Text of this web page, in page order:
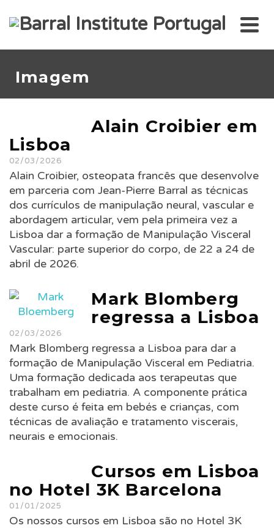
Imagem
Alain Croibier em
Lisboa
02/03/2026
Alain Croibier, osteopata francês que desenvolve
em parceria com Jean-Pierre Barral as técnicas
dos currículos de manipulação neural, vascular e
abordagem articular, vem pela primeira vez a
Lisboa dar a formação de Manipulação Visceral
Vascular: parte superior do corpo, de 22 a 24 de
abril de 2026.
Mark Blomberg
regressa a Lisboa
02/03/2026
Mark Blomberg regressa a Lisboa para dar a
formação de Manipulação Visceral em Pediatria.
Uma formação dedicada aos terapeutas que
trabalham em pediatria. A componente prática
deste curso é feita em bebés e crianças, com
técnicas de avaliação e tratamento viscerais,
neurais e emocionais.
Cursos em Lisboa
no Hotel 3K Barcelona
01/01/2025
Os nossos cursos em Lisboa são no Hotel 3K